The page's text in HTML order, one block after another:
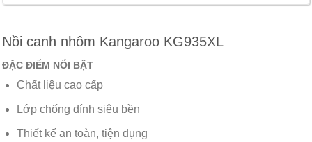
Nồi canh nhôm Kangaroo KG935XL
ĐẶC ĐIỂM NỔI BẬT
Chất liệu cao cấp
Lớp chống dính siêu bền
Thiết kế an toàn, tiện dụng